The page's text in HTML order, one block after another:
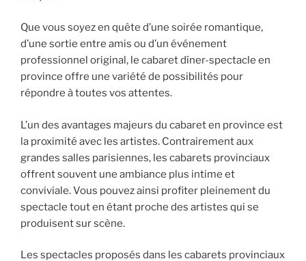
Que vous soyez en quête d’une soirée romantique,
d’une sortie entre amis ou d’un événement
professionnel original, le cabaret dîner-spectacle en
province offre une variété de possibilités pour
répondre à toutes vos attentes.
L’un des avantages majeurs du cabaret en province est
la proximité avec les artistes. Contrairement aux
grandes salles parisiennes, les cabarets provinciaux
offrent souvent une ambiance plus intime et
conviviale. Vous pouvez ainsi profiter pleinement du
spectacle tout en étant proche des artistes qui se
produisent sur scène.
Les spectacles proposés dans les cabarets provinciaux